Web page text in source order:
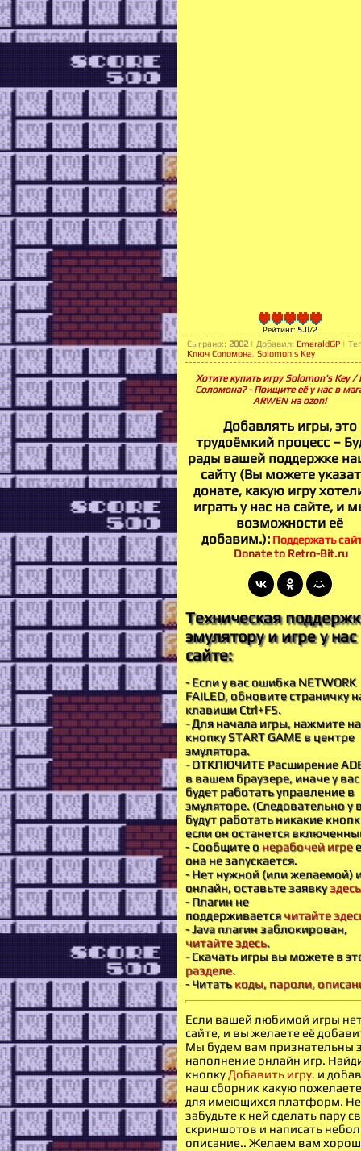
Рейтинг: 5.0/2
Сыграно:: 2002 | Добавил: EmeraldGP |
Ключ Соломона Solomon's Key
Хотите купить игру Solomon's Key
Соломона? - Поищите её у нас в
ARWEN на ozon!
Добавлять игры, это
трудоёмкий процесс –
рады вашей поддержке
сайту (Вы можете
донате, какую игру
играть у нас на сайте, и
возможности её
добавим.): Поддержать
Donate to Retro-Bit.ru
Техническая
эмулятору и игре у нас
сайте:
- Если у вас ошибка NETWORK
FAILED, обновите страничку
клавиши Ctrl+F5.
- Для начала игры, нажмите на
кнопку START GAME в центре
эмулятора.
- ОТКЛЮЧИТЕ Расширение
в вашем браузере, иначе у
будет работать управление в
эмуляторе. (Следовательно у
будут работать никакие
если он останется
- Сообщите о нерабочей игре
она не запускается.
- Нет нужной (или желаемой)
онлайн, оставьте заявкуздесь
- Плагин не
поддерживаетсячитайте
- Java плагин заблокирован,
читайте здесь.
- Скачать игры вы можете в
разделе.
- Читатькоды, пароли,
Если вашей любимой игры
сайте, и вы желаете её
Мы будем вам признательны
наполнение онлайн игр.
кнопку Добавить игру. и
наш сборник какую
для имеющихся платформ. Не
забудьте к ней сделать пару
скриншотов и написать
описание.. Желаем вам